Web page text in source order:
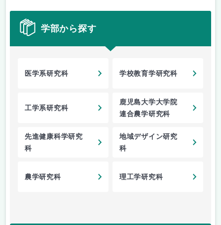
学部から探す
医学系研究科 学校教育学研究科
工学系研究科
鹿児島大学大学院
連合農学研究科
先進健康科学研究
科
地域デザイン研究
科
農学研究科 理工学研究科